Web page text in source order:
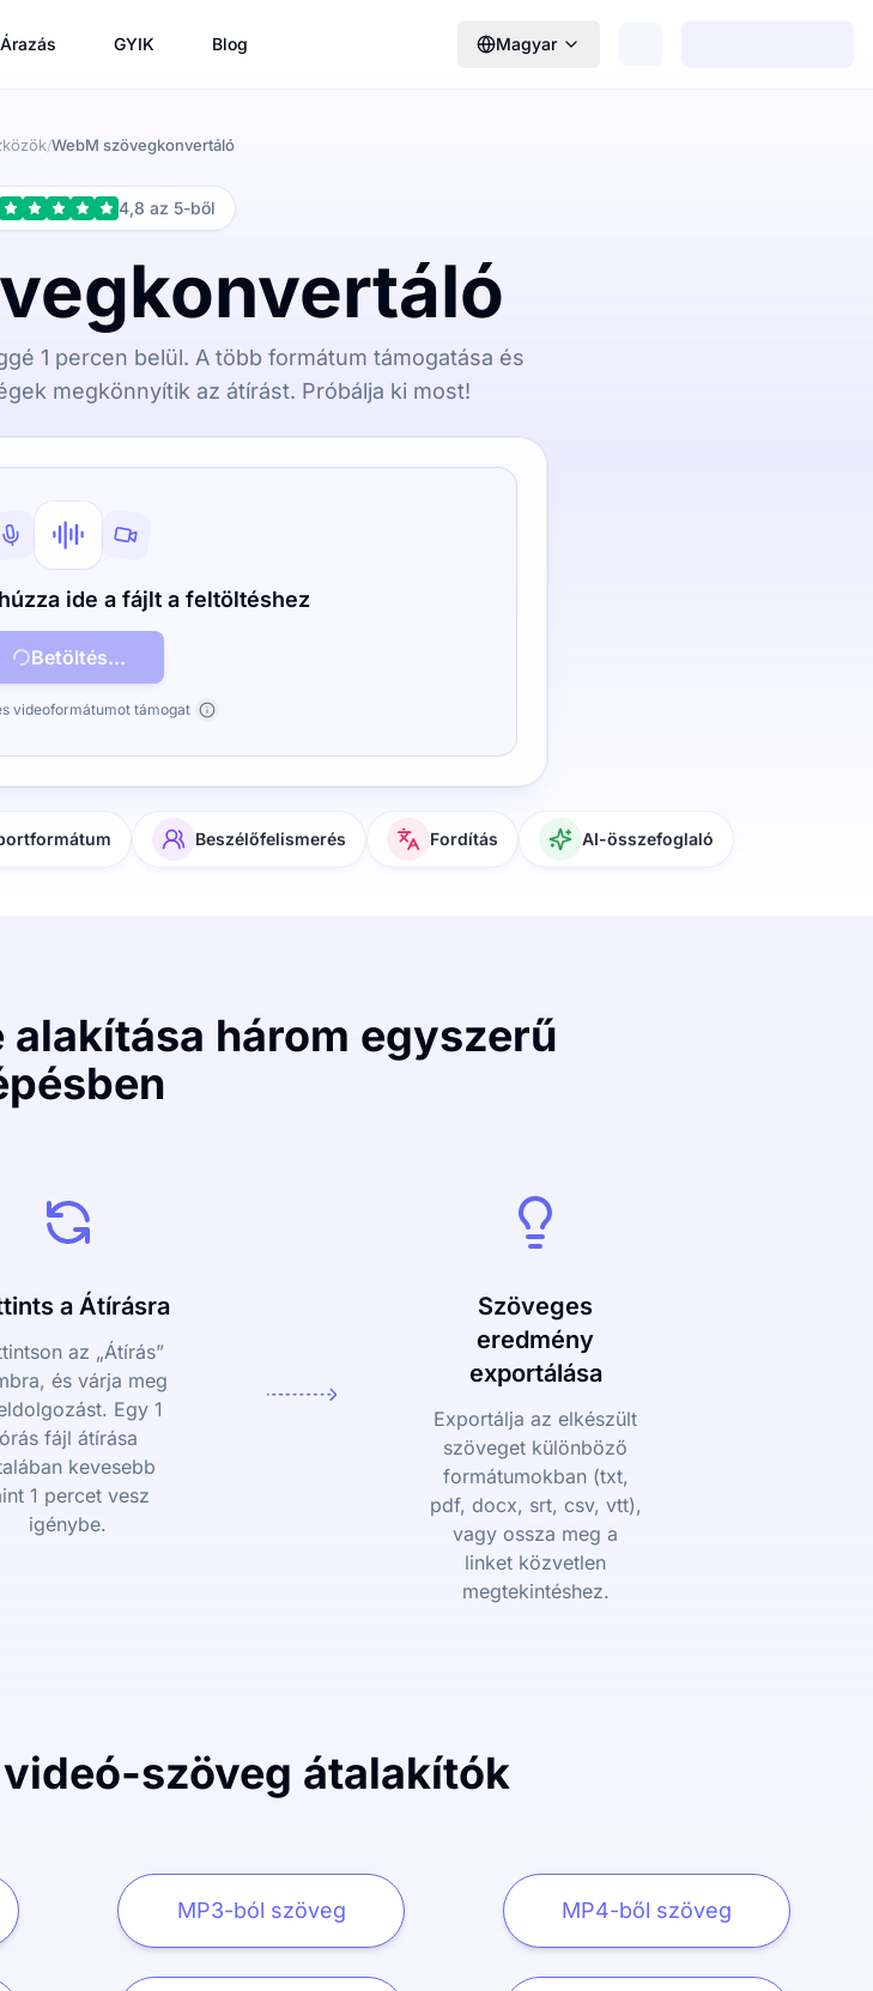
Árazás GYIK Blog Magyar
/WebM szövegkonvertáló
4,8 az 5-ből
1 percen belül. A több formátum támogatása és
megkönnyítik az átírást. Próbálja ki most!
ide a fájlt a feltöltéshez
Betöltés...
videoformátumot támogat
Beszélőfelismerés Fordítás AI-összefoglaló
három egyszerű
a Átírásra
az „Átírás”
és várja meg
Egy 1
órás fájl átírása
kevesebb
1 percet vesz
igénybe.
Szöveges
eredmény
exportálása
Exportálja az elkészült
szöveget különböző
formátumokban (txt,
pdf, docx, srt, csv, vtt),
vagy ossza meg a
linket közvetlen
megtekintéshez.
szöveg átalakítók
MP3-ból szöveg MP4-ből szöveg